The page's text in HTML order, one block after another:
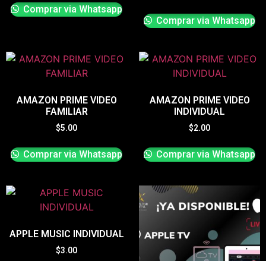
Comprar via Whatsapp
Comprar via Whatsapp
AMAZON PRIME VIDEO
FAMILIAR
$5.00
Comprar via Whatsapp
AMAZON PRIME VIDEO
INDIVIDUAL
$2.00
Comprar via Whatsapp
APPLE MUSIC INDIVIDUAL
$3.00